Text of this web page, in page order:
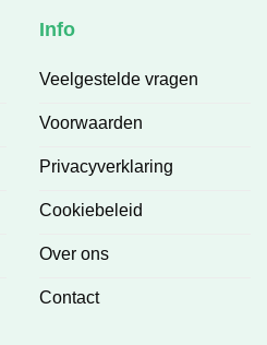
Info
Veelgestelde vragen
Voorwaarden
Privacyverklaring
Cookiebeleid
Over ons
Contact